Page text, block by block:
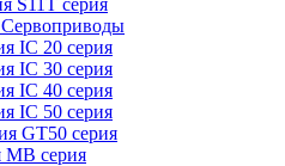
Сервоприводы
IC 20 серия
IC 30 серия
IC 40 серия
IC 50 серия
GT50 серия
MB серия